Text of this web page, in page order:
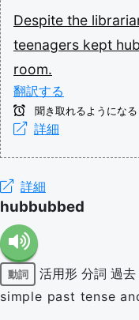
Despite the
teenagers kept
room.
翻訳する
聞き取れるようになる
詳細
詳細
hubbubbed
動詞 活用形 分詞 過去
simple past tense